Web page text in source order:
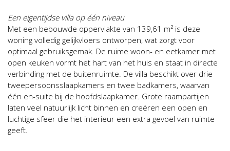
Een eigentijdse villa op één niveau
Met een bebouwde oppervlakte van 139,61 m² is deze
woning volledig gelijkvloers ontworpen, wat zorgt voor
optimaal gebruiksgemak. De ruime woon- en eetkamer met
open keuken vormt het hart van het huis en staat in directe
verbinding met de buitenruimte. De villa beschikt over drie
tweepersoonsslaapkamers en twee badkamers, waarvan
één en-suite bij de hoofdslaapkamer. Grote raampartijen
laten veel natuurlijk licht binnen en creëren een open en
luchtige sfeer die het interieur een extra gevoel van ruimte
geeft.